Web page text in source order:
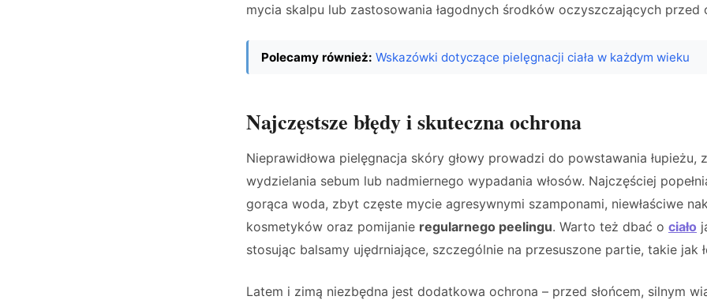
mycia skalpu lub zastosowania łagodnych środków oczyszczających przed
Polecamy również: Wskazówki dotyczące pielęgnacji ciała w każdym wieku
Najczęstsze błędy i skuteczna ochrona
Nieprawidłowa pielęgnacja skóry głowy prowadzi do powstawania łupieżu,
wydzielania sebum lub nadmiernego wypadania włosów. Najczęściej
gorąca woda, zbyt częste mycie agresywnymi szamponami, niewłaściwe
kosmetyków oraz pomijanie regularnego peelingu. Warto też dbać o ciało
stosując balsamy ujędrniające, szczególnie na przesuszone partie, takie jak
Latem i zimą niezbędna jest dodatkowa ochrona – przed słońcem, silnym